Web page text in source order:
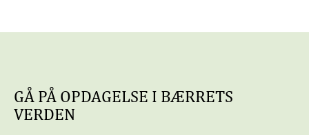
GÅ PÅ OPDAGELSE I BÆRRETS
VERDEN